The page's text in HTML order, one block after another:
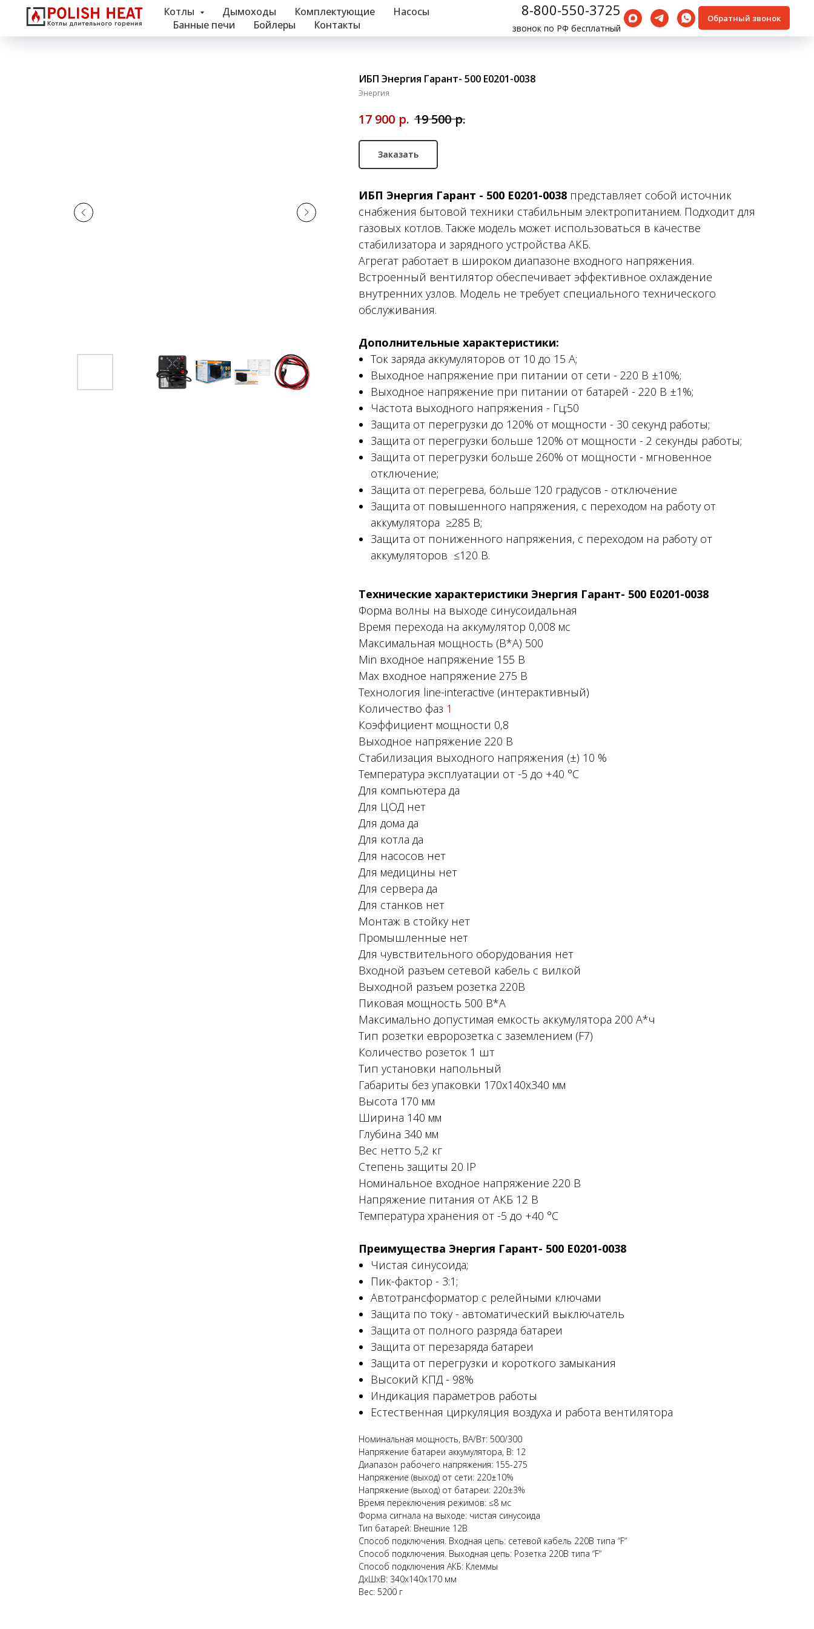
Котлы Дымоходы Комплектующие
Насосы
Банные печи
Бойлеры Контакты
8-800-550-3725
звонок по РФ бесплатный
Обратный звонок
ИБП Энергия Гарант- 500 Е0201-0038
Энергия
17 900 р. 19 500 р.
Заказать
ИБП Энергия Гарант - 500 Е0201-0038 представляет собой источник
снабжения бытовой техники стабильным электропитанием. Подходит для
газовых котлов. Также модель может использоваться в качестве
стабилизатора и зарядного устройства АКБ.
Агрегат работает в широком диапазоне входного напряжения.
Встроенный вентилятор обеспечивает эффективное охлаждение
внутренних узлов. Модель не требует специального технического
обслуживания.
Дополнительные характеристики:
Ток заряда аккумуляторов от 10 до 15 А;
Выходное напряжение при питании от сети - 220 В ±10%;
Выходное напряжение при питании от батарей - 220 В ±1%;
Частота выходного напряжения - Гц;50
Защита от перегрузки до 120% от мощности - 30 секунд работы;
Защита от перегрузки больше 120% от мощности - 2 секунды работы;
Защита от перегрузки больше 260% от мощности - мгновенное
отключение;
Защита от перегрева, больше 120 градусов - отключение
Защита от повышенного напряжения, с переходом на работу от
аккумулятора ≥285 В;
Защита от пониженного напряжения, с переходом на работу от
аккумуляторов ≤120 В.
Технические характеристики Энергия Гарант- 500 Е0201-0038
Форма волны на выходе синусоидальная
Время перехода на аккумулятор 0,008 мс
Максимальная мощность (В*А) 500
Min входное напряжение 155 В
Max входное напряжение 275 В
Технология line-interactive (интерактивный)
Количество фаз 1
Коэффициент мощности 0,8
Выходное напряжение 220 В
Стабилизация выходного напряжения (±) 10 %
Температура эксплуатации от -5 до +40 °С
Для компьютера да
Для ЦОД нет
Для дома да
Для котла да
Для насосов нет
Для медицины нет
Для сервера да
Для станков нет
Монтаж в стойку нет
Промышленные нет
Для чувствительного оборудования нет
Входной разъем сетевой кабель с вилкой
Выходной разъем розетка 220В
Пиковая мощность 500 В*А
Максимально допустимая емкость аккумулятора 200 А*ч
Тип розетки евророзетка с заземлением (F7)
Количество розеток 1 шт
Тип установки напольный
Габариты без упаковки 170х140х340 мм
Высота 170 мм
Ширина 140 мм
Глубина 340 мм
Вес нетто 5,2 кг
Степень защиты 20 IP
Номинальное входное напряжение 220 В
Напряжение питания от АКБ 12 В
Температура хранения от -5 до +40 °С
Преимущества Энергия Гарант- 500 Е0201-0038
Чистая синусоида;
Пик-фактор - 3:1;
Автотрансформатор с релейными ключами
Защита по току - автоматический выключатель
Защита от полного разряда батареи
Защита от перезаряда батареи
Защита от перегрузки и короткого замыкания
Высокий КПД - 98%
Индикация параметров работы
Естественная циркуляция воздуха и работа вентилятора
Номинальная мощность, ВА/Вт: 500/300
Напряжение батареи аккумулятора, В: 12
Диапазон рабочего напряжения: 155-275
Напряжение (выход) от сети: 220±10%
Напряжение (выход) от батареи: 220±3%
Время переключения режимов: ≤8 мс
Форма сигнала на выходе: чистая синусоида
Тип батарей: Внешние 12В
Способ подключения. Входная цепь: сетевой кабель 220В типа “F“
Способ подключения. Выходная цепь: Розетка 220В типа “F“
Способ подключения АКБ: Клеммы
ДxШxВ: 340x140x170 мм
Вес: 5200 г